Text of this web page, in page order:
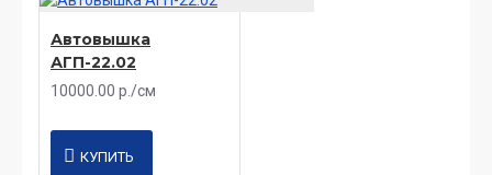
Автовышка
АГП-22.02
10000.00 р./см
КУПИТЬ